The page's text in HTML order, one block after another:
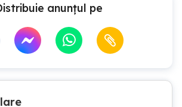
anunțul pe